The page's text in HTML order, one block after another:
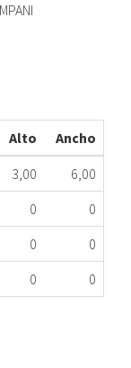
Alto
Ancho
3,00
6,00
0
0
0
0
0 0